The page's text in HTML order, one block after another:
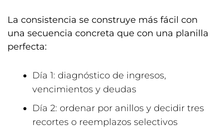
La consistencia se construye más fácil con
una secuencia concreta que con una planilla
perfecta:
Día 1: diagnóstico de ingresos,
vencimientos y deudas
Día 2: ordenar por anillos y decidir tres
recortes o reemplazos selectivos